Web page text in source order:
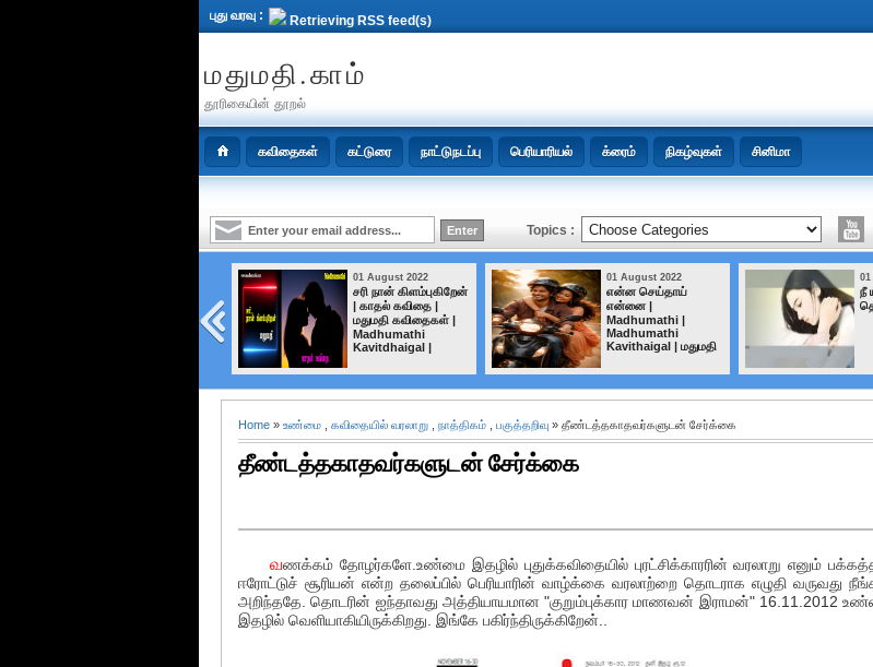
புது வரவு : Retrieving RSS feed(s)
மதுமதி.காம்
தூரிகையின் தூறல்
கவிதைகள் கட்டுரை நாட்டுநடப்பு பெரியாரியல் க்ரைம் நிகழ்வுகள் சினிமா
Topics :
01 August 2022
சரி நான் கிளம்புகிறேன்
| காதல் கவிதை |
மதுமதி கவிதைகள் |
Madhumathi
Kavitdhaigal |
01 August 2022
என்ன செய்தாய்
என்னை |
Madhumathi |
Madhumathi
Kavithaigal | மதுமதி
நீ
Home » உண்மை கவிதையில் வரலாறு நாத்திகம் பகுத்தறிவு » தீண்டத்தகாதவர்களுடன் சேர்க்கை
தீண்டத்தகாதவர்களுடன் சேர்க்கை
வணக்கம் தோழர்களே.உண்மை இதழில் புதுக்கவிதையில் புரட்சிக்காரரின் வரலாறு எனும்
ஈரோட்டுச் சூரியன் என்ற தலைப்பில் பெரியாரின் வாழ்க்கை வரலாற்றை தொடராக எழுதி வருவது
அறிந்ததே. தொடரின் ஐந்தாவது அத்தியாயமான "குறும்புக்கார மாணவன் இராமன்" 16.11.2012
இதழில் வெளியாகியிருக்கிறது. இங்கே பகிர்ந்திருக்கிறேன்..